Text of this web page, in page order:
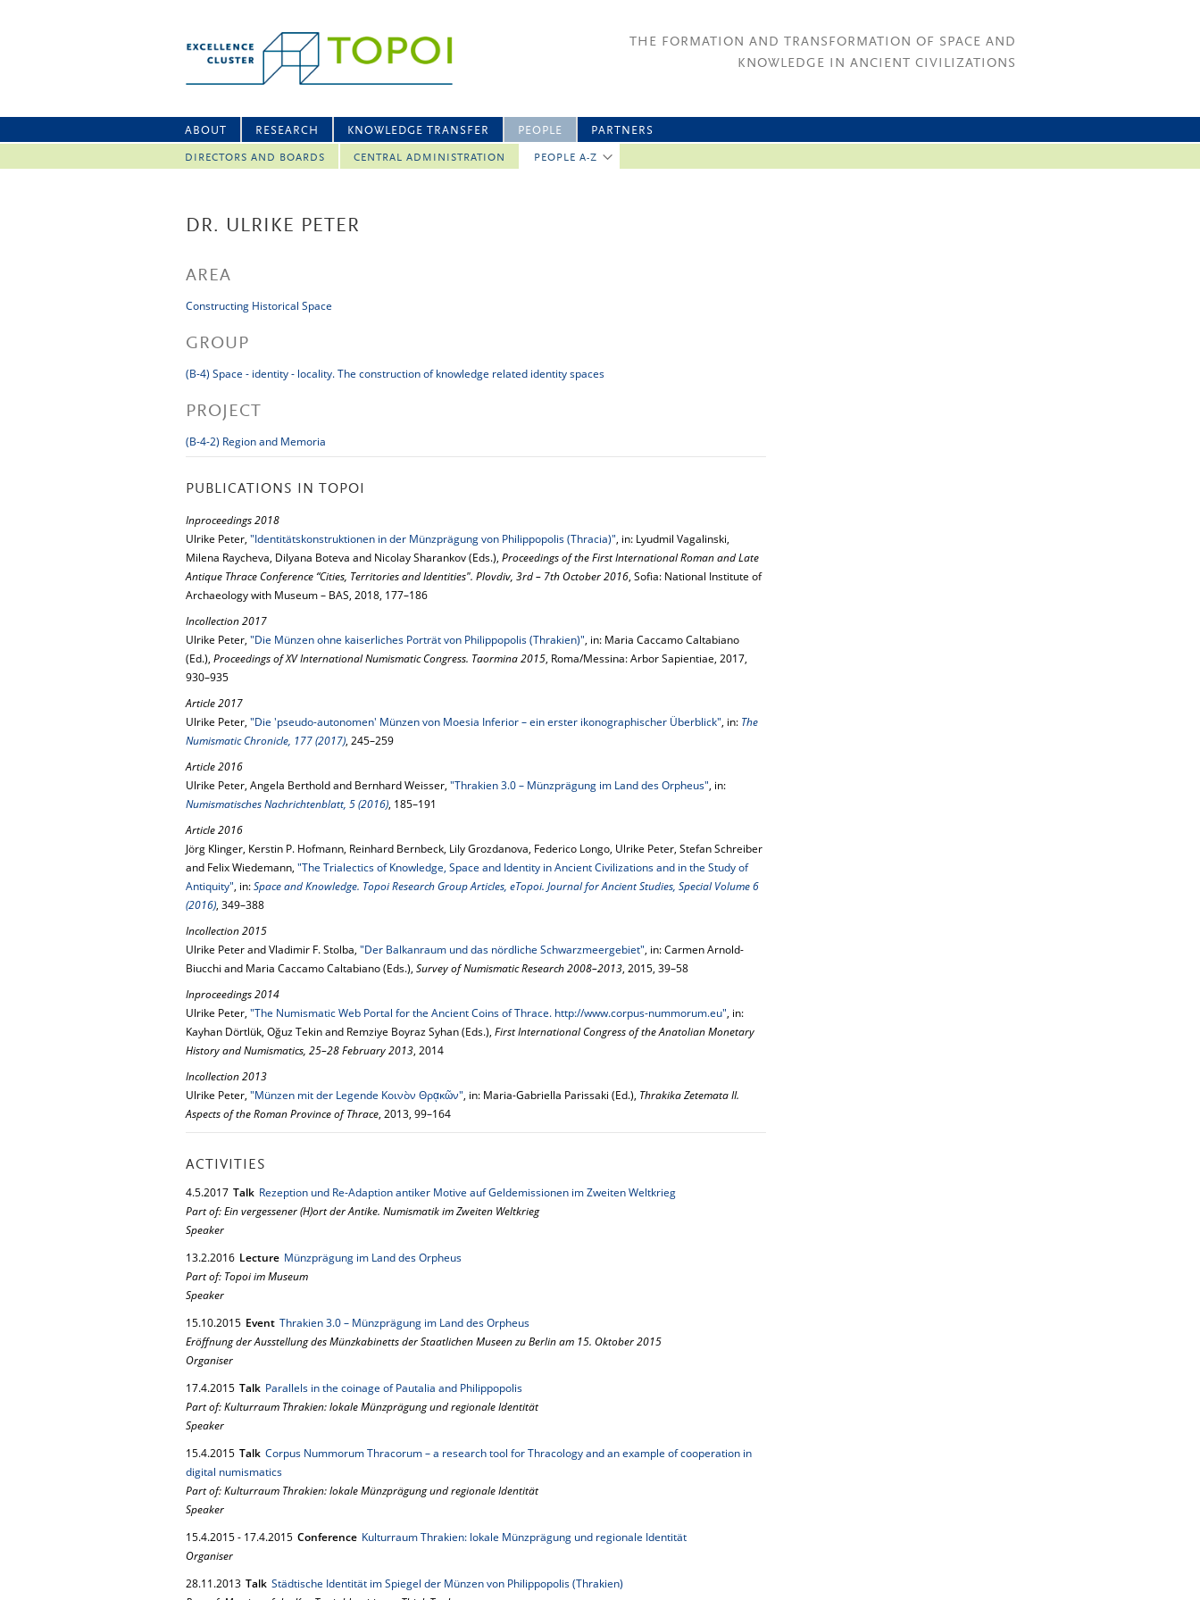
THE FORMATION AND TRANSFORMATION OF SPACE AND
KNOWLEDGE IN ANCIENT CIVILIZATIONS
ABOUT RESEARCH KNOWLEDGE TRANSFER PEOPLE
DIRECTORS AND BOARDS CENTRAL ADMINISTRATION PEOPLE A-Z
PARTNERS
DR. ULRIKE PETER
AREA
Constructing Historical Space
GROUP
(B-4) Space - identity - locality. The construction of knowledge related identity spaces
PROJECT
(B-4-2) Region and Memoria
PUBLICATIONS IN TOPOI
Inproceedings 2018
Ulrike Peter, "Identitätskonstruktionen in der Münzprägung von Philippopolis (Thracia)", in: Lyudmil Vagalinski,
Milena Raycheva, Dilyana Boteva and Nicolay Sharankov (Eds.), Proceedings of the First International Roman and Late
Antique Thrace Conference “Cities, Territories and Identities". Plovdiv, 3rd – 7th October 2016, Sofia: National Institute of
Archaeology with Museum – BAS, 2018, 177–186
Incollection 2017
Ulrike Peter, "Die Münzen ohne kaiserliches Porträt von Philippopolis (Thrakien)", in: Maria Caccamo Caltabiano
(Ed.), Proceedings of XV International Numismatic Congress. Taormina 2015, Roma/Messina: Arbor Sapientiae, 2017,
930–935
Article 2017
Ulrike Peter, "Die 'pseudo-autonomen' Münzen von Moesia Inferior – ein erster ikonographischer Überblick", in: The
Numismatic Chronicle, 177 (2017), 245–259
Article 2016
Ulrike Peter, Angela Berthold and Bernhard Weisser, "Thrakien 3.0 – Münzprägung im Land des Orpheus", in:
Numismatisches Nachrichtenblatt, 5 (2016), 185–191
Article 2016
Jörg Klinger, Kerstin P. Hofmann, Reinhard Bernbeck, Lily Grozdanova, Federico Longo, Ulrike Peter, Stefan Schreiber
and Felix Wiedemann, "The Trialectics of Knowledge, Space and Identity in Ancient Civilizations and in the Study of
Antiquity", in:Space and Knowledge. Topoi Research Group Articles, eTopoi. Journal for Ancient Studies, Special Volume 6
(2016), 349–388
Incollection 2015
Ulrike Peter and Vladimir F. Stolba, "Der Balkanraum und das nördliche Schwarzmeergebiet", in: Carmen Arnold-
Biucchi and Maria Caccamo Caltabiano (Eds.), Survey of Numismatic Research 2008–2013, 2015, 39–58
Inproceedings 2014
Ulrike Peter, "The Numismatic Web Portal for the Ancient Coins of Thrace. http://www.corpus-nummorum.eu", in:
Kayhan Dörtlük, Oğuz Tekin and Remziye Boyraz Syhan (Eds.), First International Congress of the Anatolian Monetary
History and Numismatics, 25–28 February 2013, 2014
Incollection 2013
Ulrike Peter, "Münzen mit der Legende Κοινὸν Θρᾳκῶν", in: Maria-Gabriella Parissaki (Ed.), Thrakika Zetemata II.
Aspects of the Roman Province of Thrace, 2013, 99–164
ACTIVITIES
4.5.2017 Talk Rezeption und Re-Adaption antiker Motive auf Geldemissionen im Zweiten Weltkrieg
Part of: Ein vergessener (H)ort der Antike. Numismatik im Zweiten Weltkrieg
Speaker
13.2.2016 Lecture Münzprägung im Land des Orpheus
Part of: Topoi im Museum
Speaker
15.10.2015 Event Thrakien 3.0 – Münzprägung im Land des Orpheus
Eröffnung der Ausstellung des Münzkabinetts der Staatlichen Museen zu Berlin am 15. Oktober 2015
Organiser
17.4.2015 Talk Parallels in the coinage of Pautalia and Philippopolis
Part of: Kulturraum Thrakien: lokale Münzprägung und regionale Identität
Speaker
15.4.2015 Talk Corpus Nummorum Thracorum – a research tool for Thracology and an example of cooperation in
digital numismatics
Part of: Kulturraum Thrakien: lokale Münzprägung und regionale Identität
Speaker
15.4.2015- 17.4.2015 Conference Kulturraum Thrakien: lokale Münzprägung und regionale Identität
Organiser
28.11.2013 Talk Städtische Identität im Spiegel der Münzen von Philippopolis (Thrakien)